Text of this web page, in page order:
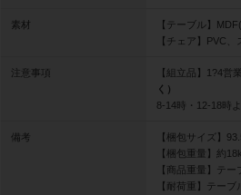
素材
【テーブル】
【チェア】PVC
注意事項 【組立品】1?4営
く）
8-14時・12-18時
備考
【梱包サイズ】
【梱包重量】約
【商品重量】テ
【耐荷重】テー